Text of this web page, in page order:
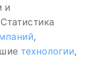
и
,
технологии,